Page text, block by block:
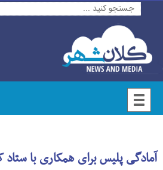
آمادگی پلیس برای همکاری با ستاد